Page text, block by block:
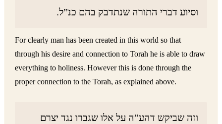
וסיוע דברי התורה שנתדבק בהם כנ”ל.
For clearly man has been created in this world so that
through his desire and connection to Torah he is able to draw
everything to holiness. However this is done through the
proper connection to the Torah, as explained above.
וזה שביקש דהע”ה על אלו שגברו נגד יצרם